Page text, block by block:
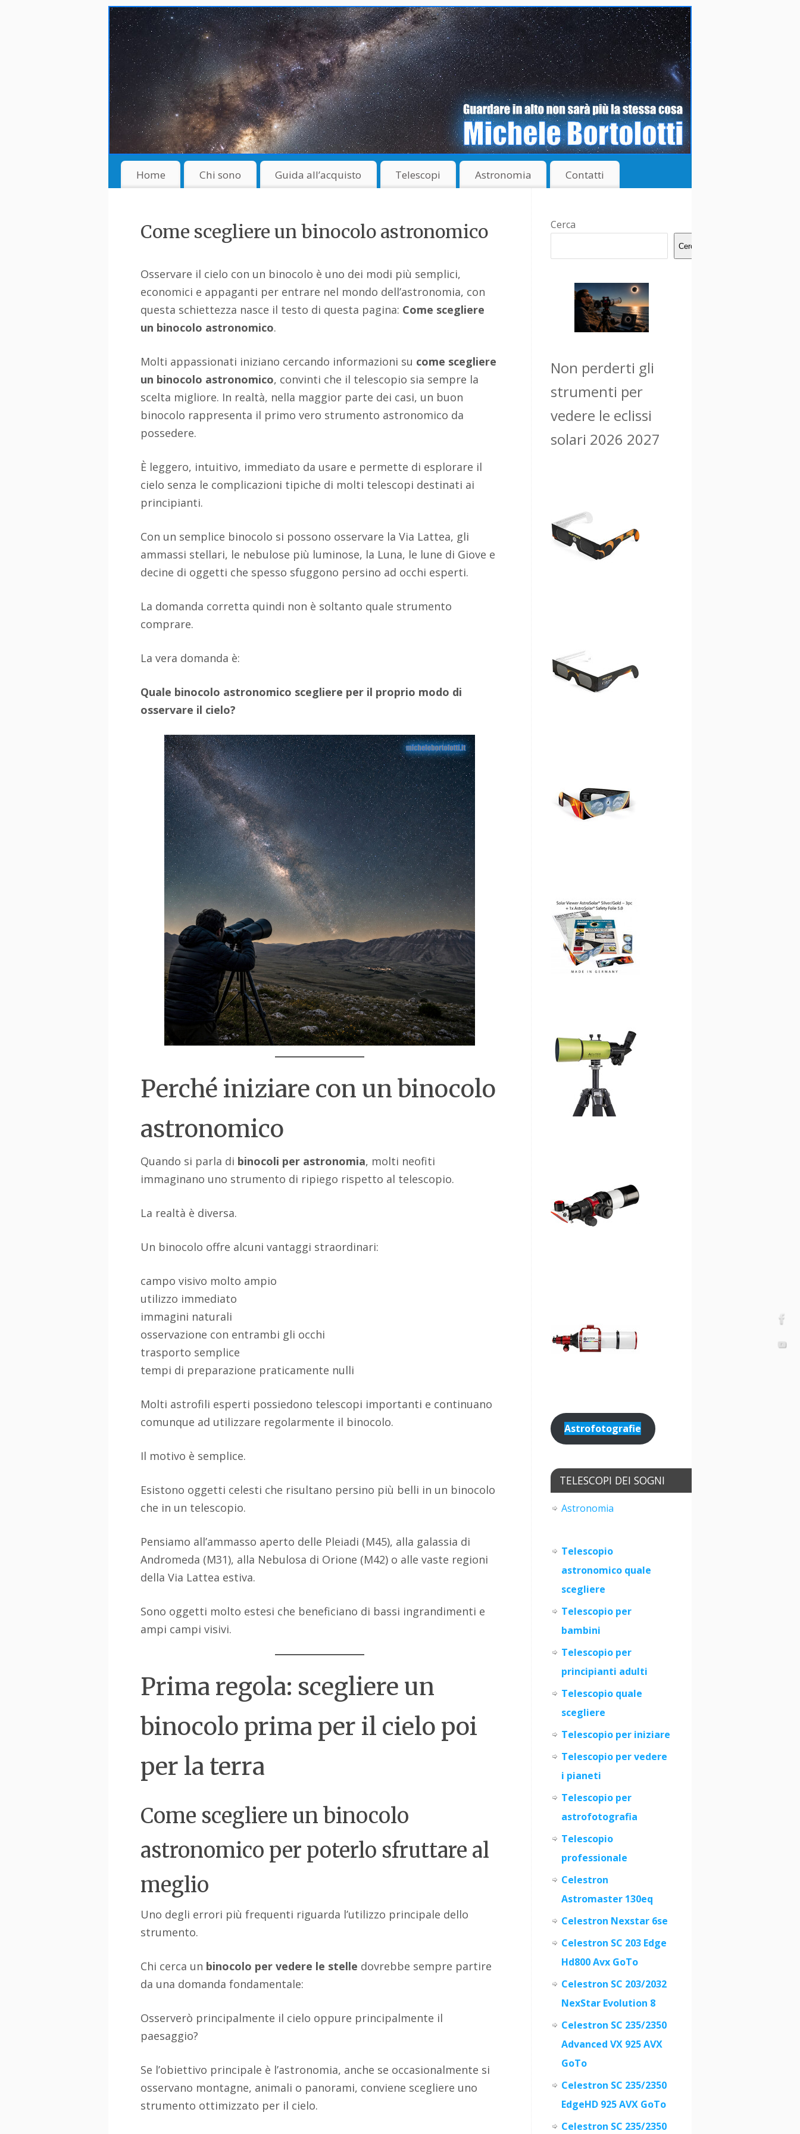
Home Chi sono Guida all’acquisto Telescopi Astronomia Contatti
Come scegliere un binocolo astronomico
Osservare il cielo con un binocolo è uno dei modi più semplici,
economici e appaganti per entrare nel mondo dell’astronomia, con
questa schiettezza nasce il testo di questa pagina: Come scegliere
un binocolo astronomico.
Molti appassionati iniziano cercando informazioni su come scegliere
un binocolo astronomico, convinti che il telescopio sia sempre la
scelta migliore. In realtà, nella maggior parte dei casi, un buon
binocolo rappresenta il primo vero strumento astronomico da
possedere.
È leggero, intuitivo, immediato da usare e permette di esplorare il
cielo senza le complicazioni tipiche di molti telescopi destinati ai
principianti.
Con un semplice binocolo si possono osservare la Via Lattea, gli
ammassi stellari, le nebulose più luminose, la Luna, le lune di Giove e
decine di oggetti che spesso sfuggono persino ad occhi esperti.
La domanda corretta quindi non è soltanto quale strumento
comprare.
La vera domanda è:
Quale binocolo astronomico scegliere per il proprio modo di
osservare il cielo?
Perché iniziare con un binocolo
astronomico
Quando si parla di binocoli per astronomia, molti neofiti
immaginano uno strumento di ripiego rispetto al telescopio.
La realtà è diversa.
Un binocolo offre alcuni vantaggi straordinari:
campo visivo molto ampio
utilizzo immediato
immagini naturali
osservazione con entrambi gli occhi
trasporto semplice
tempi di preparazione praticamente nulli
Molti astrofili esperti possiedono telescopi importanti e continuano
comunque ad utilizzare regolarmente il binocolo.
Il motivo è semplice.
Esistono oggetti celesti che risultano persino più belli in un binocolo
che in un telescopio.
Pensiamo all’ammasso aperto delle Pleiadi (M45), alla galassia di
Andromeda (M31), alla Nebulosa di Orione (M42) o alle vaste regioni
della Via Lattea estiva.
Sono oggetti molto estesi che beneficiano di bassi ingrandimenti e
ampi campi visivi.
Prima regola: scegliere un
binocolo prima per il cielo poi
per la terra
Come scegliere un binocolo
astronomico per poterlo sfruttare al
meglio
Uno degli errori più frequenti riguarda l’utilizzo principale dello
strumento.
Chi cerca un binocolo per vedere le stelle dovrebbe sempre partire
da una domanda fondamentale:
Osserverò principalmente il cielo oppure principalmente il
paesaggio?
Se l’obiettivo principale è l’astronomia, anche se occasionalmente si
osservano montagne, animali o panorami, conviene scegliere uno
strumento ottimizzato per il cielo.
Cerca
Cerca
Non perderti gli
strumenti per
vedere le eclissi
solari 2026 2027
Astrofotografie
TELESCOPI DEI SOGNI
Astronomia
Telescopio
astronomico quale
scegliere
Telescopio per
bambini
Telescopio per
principianti adulti
Telescopio quale
scegliere
Telescopio per iniziare
Telescopio per vedere
i pianeti
Telescopio per
astrofotografia
Telescopio
professionale
Celestron
Astromaster 130eq
Celestron Nexstar 6se
Celestron SC 203 Edge
Hd800 Avx GoTo
Celestron SC 203/2032
NexStar Evolution 8
Celestron SC 235/2350
Advanced VX 925 AVX
GoTo
Celestron SC 235/2350
EdgeHD 925 AVX GoTo
Celestron SC 235/2350